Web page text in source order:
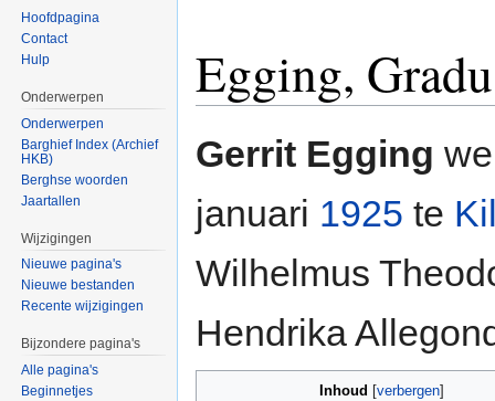
Egging,
Gerrit Egging
januari 1925 te
Wilhelmus
Hendrika
Inhoud verbergen]
Hoofdpagina
Contact
Hulp
Onderwerpen
Onderwerpen
Barghief Index (Archief
HKB)
Berghse woorden
Jaartallen
Wijzigingen
Nieuwe pagina's
Nieuwe bestanden
Recente wijzigingen
Bijzondere pagina's
Alle pagina's
Beginnetjes